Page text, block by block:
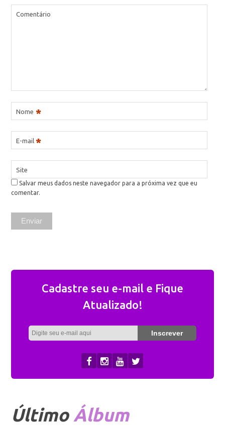
Comentário
Nome *
E-mail *
Site
Salvar meus dados neste navegador para a próxima vez que eu
comentar.
Cadastre seu e-mail e Fique
Atualizado!
Último Álbum